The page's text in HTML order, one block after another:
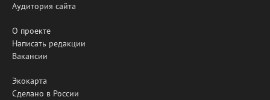
Аудитория сайта
О проекте
Написать редакции
Вакансии
Экокарта
Сделано в России